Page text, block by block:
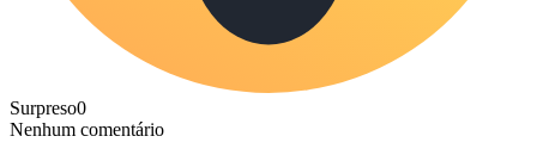
Surpreso0
Nenhum comentário